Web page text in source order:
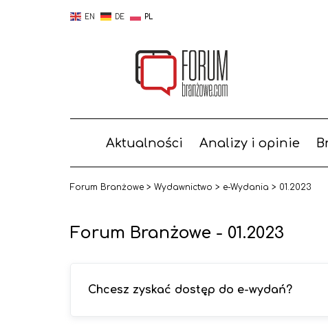
EN DE PL
Aktualności Analizy i opinie
Forum Branżowe > Wydawnictwo > e-Wydania > 01.2023
Forum Branżowe - 01.2023
Chcesz zyskać dostęp do e-wydań?